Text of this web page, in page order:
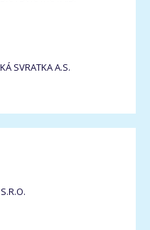
SVRATKA A.S.